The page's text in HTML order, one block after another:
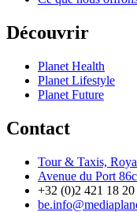
Découvrir
Planet Health
Planet Lifestyle
Planet Future
Contact
Tour & Taxis,
Avenue du Port
+32 (0)2 421 18 20